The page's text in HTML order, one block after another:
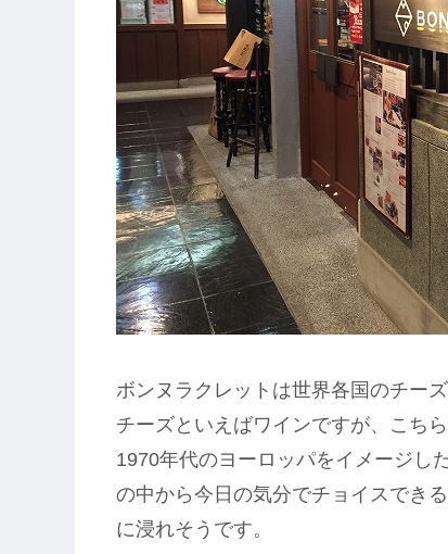
ボンヌラクレットは世界各国のチー
チーズといえばワインですが、こち
1970年代のヨーロッパをイメージし
の中から今日の気分でチョイスでき
に浸れそうです。